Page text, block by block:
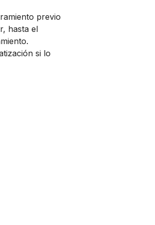
previo
hasta el
si lo